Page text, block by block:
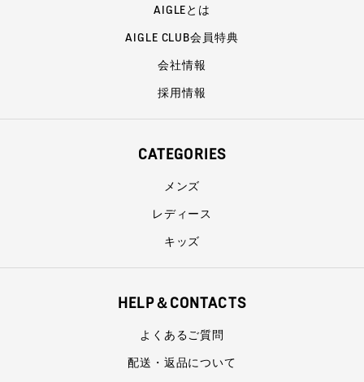
AIGLEとは
AIGLE CLUB会員特典
会社情報
採用情報
CATEGORIES
メンズ
レディース
キッズ
HELP＆CONTACTS
よくあるご質問
配送・返品について